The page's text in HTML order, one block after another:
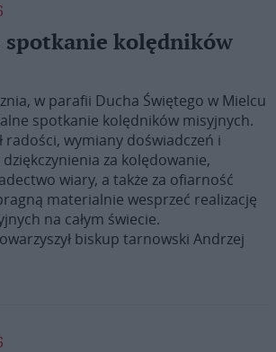
spotkanie kolędników
w parafii Ducha Świętego w Mielcu
spotkanie kolędników misyjnych.
radości, wymiany doświadczeń i
za kolędowanie,
wiary, a także za ofiarność
materialnie wesprzeć realizację
na całym świecie.
biskup tarnowski Andrzej